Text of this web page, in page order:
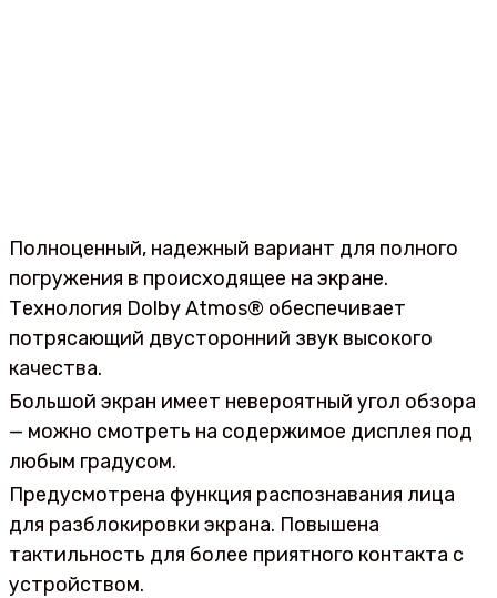
Полноценный, надежный вариант для полного
погружения в происходящее на экране.
Технология Dolby Atmos® обеспечивает
потрясающий двусторонний звук высокого
качества.
Большой экран имеет невероятный угол обзора
— можно смотреть на содержимое дисплея под
любым градусом.
Предусмотрена функция распознавания лица
для разблокировки экрана. Повышена
тактильность для более приятного контакта с
устройством.